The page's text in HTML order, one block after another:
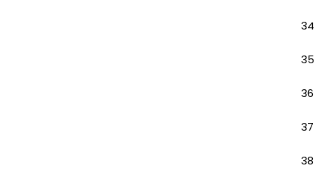
34
35
36
37
38